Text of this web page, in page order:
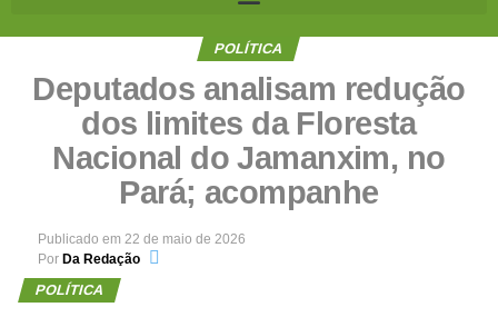
POLÍTICA
Deputados analisam redução
dos limites da Floresta
Nacional do Jamanxim, no
Pará; acompanhe
Publicado em 22 de maio de 2026
Por Da Redação
POLÍTICA